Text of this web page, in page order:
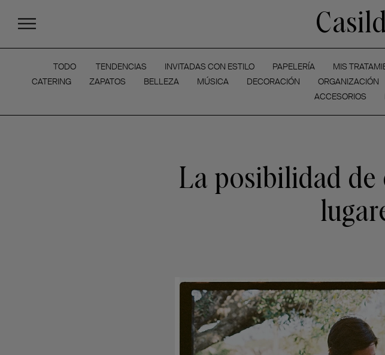
TODO TENDENCIAS INVITADAS CON ESTILO PAPELERÍA MIS
CATERING
ZAPATOS BELLEZA MÚSICA DECORACIÓN ORGANIZACIÓN
ACCESORIOS
La posibilidad de